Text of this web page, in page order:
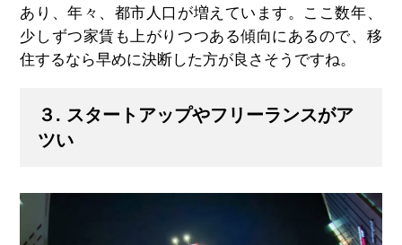
あり、年々、都市人口が増えています。ここ数年、
少しずつ家賃も上がりつつある傾向にあるので、移
住するなら早めに決断した方が良さそうですね。
３. スタートアップやフリーランスがア
ツい